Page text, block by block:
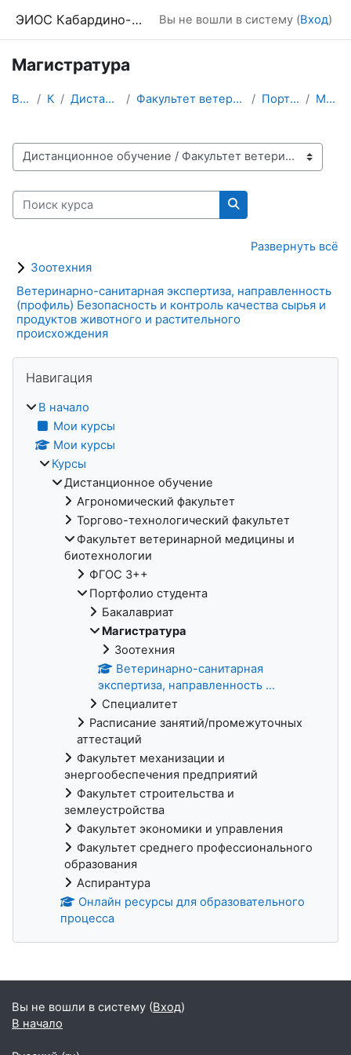
ЭИОС Кабардино-Балкарского ГАУ Вы не вошли в систему (Вход)
Магистратура
В начало Курсы Дистанционное обучение Факультет ветеринарной медицины и биотехнологии Портфолио студента Магистратура
Категории курсов
Поиск курса
Поиск курса
Развернуть всё
Зоотехния
Ветеринарно-санитарная экспертиза, направленность
(профиль) Безопасность и контроль качества сырья и
продуктов животного и растительного
происхождения
Блоки
Навигация
В начало
Мои курсы
Мои курсы
Курсы
Дистанционное обучение
Агрономический факультет
Торгово-технологический факультет
Факультет ветеринарной медицины и
биотехнологии
ФГОС 3++
Портфолио студента
Бакалавриат
Магистратура
Зоотехния
Ветеринарно-санитарная
экспертиза, направленность ...
Специалитет
Расписание занятий/промежуточных
аттестаций
Факультет механизации и
энергообеспечения предприятий
Факультет строительства и
землеустройства
Факультет экономики и управления
Факультет среднего профессионального
образования
Аспирантура
Онлайн ресурсы для образовательного
процесса
Блоки
Вы не вошли в систему (Вход)
В начало